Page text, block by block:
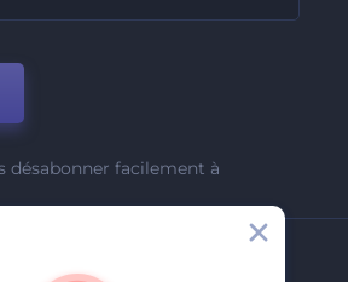
désabonner facilement à